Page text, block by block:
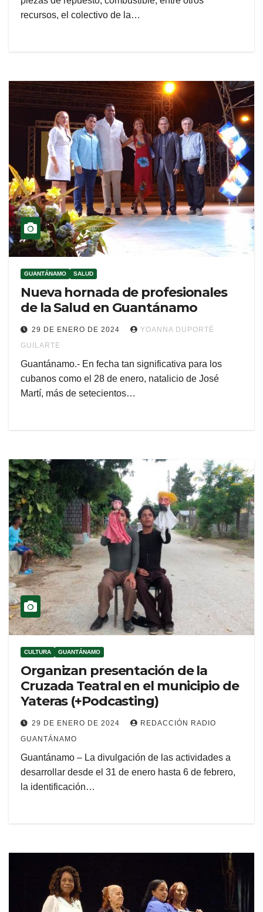
recursos, el colectivo de la…
GUANTÁNAMO SALUD
Nueva hornada de profesionales
de la Salud en Guantánamo
29 DE ENERO DE 2024
YOANNA DUPORTÉ
GUILARTE
Guantánamo.- En fecha tan significativa para los
cubanos como el 28 de enero, natalicio de José
Martí, más de setecientos…
CULTURA GUANTÁNAMO
Organizan presentación de la
Cruzada Teatral en el municipio de
Yateras (+Podcasting)
29 DE ENERO DE 2024
REDACCIÓN RADIO
GUANTÁNAMO
Guantánamo – La divulgación de las actividades a
desarrollar desde el 31 de enero hasta 6 de febrero,
la identificación…